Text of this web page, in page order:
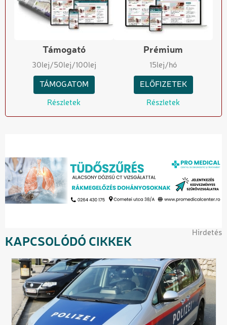
Támogató
30lej/50lej/100lej
TÁMOGATOM
Részletek
Prémium
15lej/hó
ELŐFIZETEK
Részletek
Hirdetés
KAPCSOLÓDÓ CIKKEK